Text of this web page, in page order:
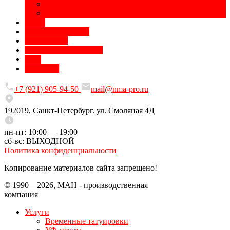
+7 (921) 905-94-50 mail@nma-pro.ru
192019, Санкт-Петербург. ул. Смоляная 4Д
пн-пт: 10:00 — 19:00
сб-вс: ВЫХОДНОЙ
Политика конфиденциальности
Копирование материалов сайта запрещено!
© 1990—2026, МАН - производственная
компания
Услуги
Временные татуировки